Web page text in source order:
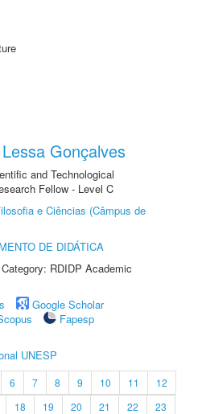
Gonçalves
and Technological
Fellow - Level C
e Ciências (Câmpus de
DE DIDÁTICA
RDIDP Academic
Google Scholar
Fapesp
UNESP
6 7 8 9 10 11
12
18 19 20 21 22
23